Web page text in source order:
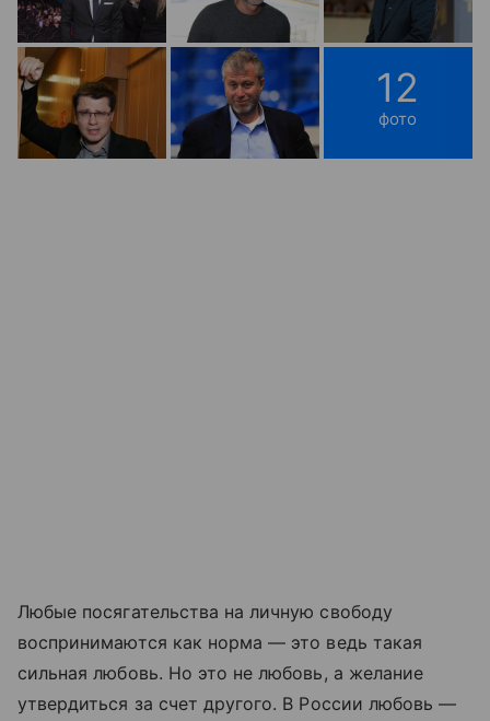
12
фото
Любые посягательства на личную свободу
воспринимаются как норма — это ведь такая
сильная любовь. Но это не любовь, а желание
утвердиться за счет другого. В России любовь —